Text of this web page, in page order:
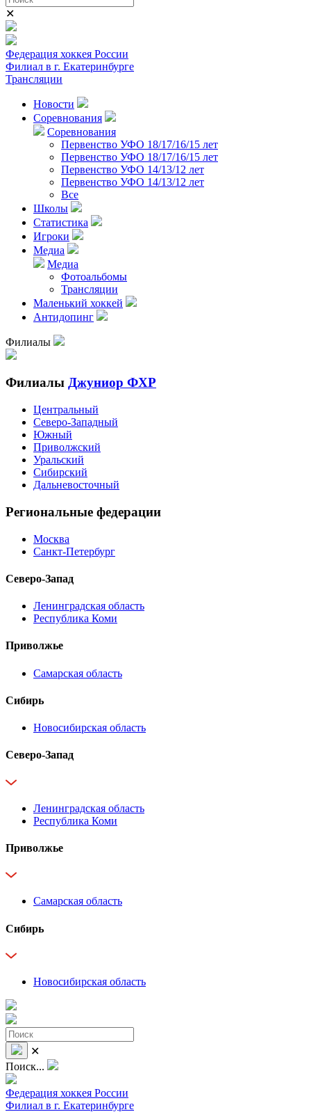
✕
Федерация хоккея России
Филиал в г. Екатеринбурге
Трансляции
Новости
Соревнования
Соревнования
Первенство УФО 18/17/16/15 лет
Первенство УФО 18/17/16/15 лет
Первенство УФО 14/13/12 лет
Первенство УФО 14/13/12 лет
Все
Школы
Статистика
Игроки
Медиа
Медиа
Фотоальбомы
Трансляции
Маленький хоккей
Антидопинг
Филиалы
Филиалы Джуниор ФХР
Центральный
Северо-Западный
Южный
Приволжский
Уральский
Сибирский
Дальневосточный
Региональные федерации
Москва
Санкт-Петербург
Северо-Запад
Ленинградская область
Республика Коми
Приволжье
Самарская область
Сибирь
Новосибирская область
Северо-Запад
Ленинградская область
Республика Коми
Приволжье
Самарская область
Сибирь
Новосибирская область
✕
Поиск...
Федерация хоккея России
Филиал в г. Екатеринбурге